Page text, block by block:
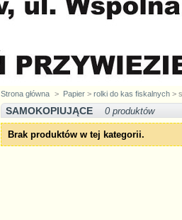
Strona główna > Papier >rolki do kas fiskalnych >
SAMOKOPIUJĄCE 0 produktów
Brak produktów w tej kategorii.